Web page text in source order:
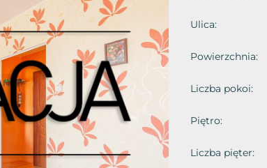
Ulica:
Powierzchnia:
Liczba pokoi:
Piętro:
Liczba pięter: